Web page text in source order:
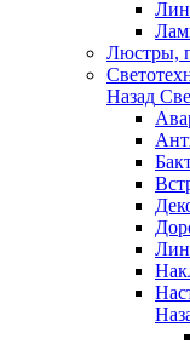
Люстры,
Назад